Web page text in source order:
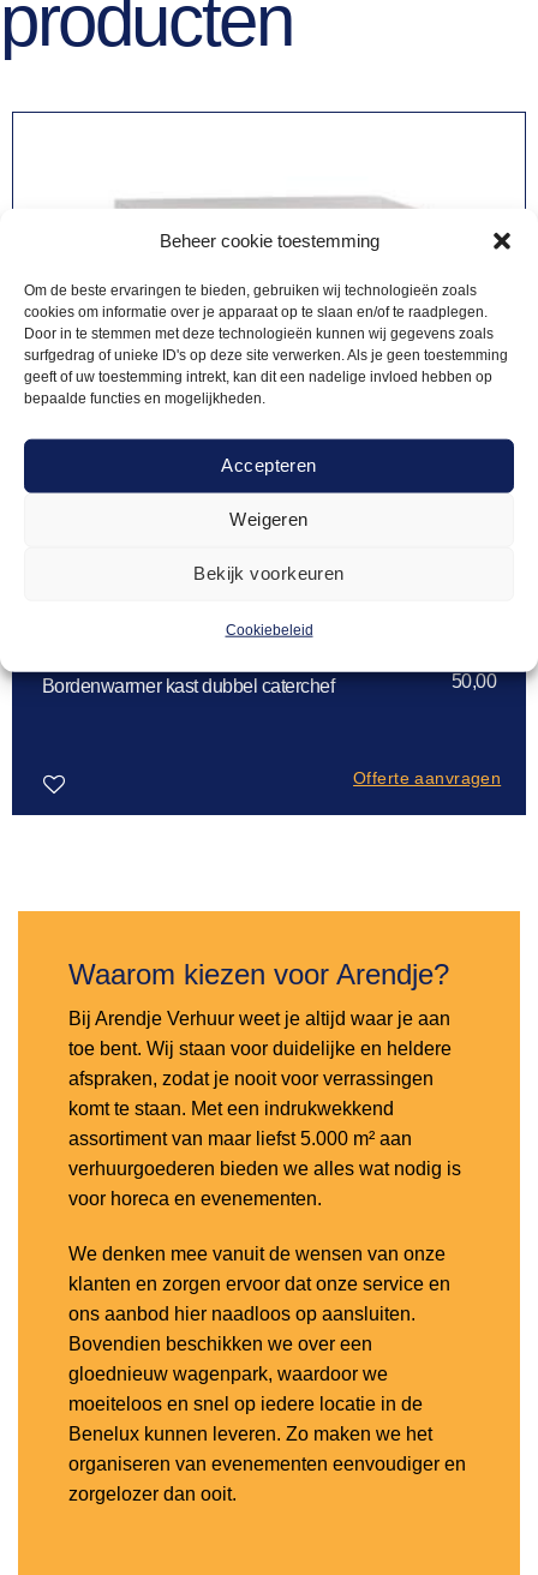
Beheer cookie toestemming
Om de beste ervaringen te bieden, gebruiken wij technologieën zoals
cookies om informatie over je apparaat op te slaan en/of te raadplegen.
Door in te stemmen met deze technologieën kunnen wij gegevens zoals
surfgedrag of unieke ID's op deze site verwerken. Als je geen toestemming
geeft of uw toestemming intrekt, kan dit een nadelige invloed hebben op
bepaalde functies en mogelijkheden.
Accepteren
Weigeren
Bekijk voorkeuren
Cookiebeleid
producten
Bordenwarmer kast dubbel caterchef 50,00
Offerte aanvragen
Waarom kiezen voor Arendje?
Bij Arendje Verhuur weet je altijd waar je aan
toe bent. Wij staan voor duidelijke en heldere
afspraken, zodat je nooit voor verrassingen
komt te staan. Met een indrukwekkend
assortiment van maar liefst 5.000 m² aan
verhuurgoederen bieden we alles wat nodig is
voor horeca en evenementen.
We denken mee vanuit de wensen van onze
klanten en zorgen ervoor dat onze service en
ons aanbod hier naadloos op aansluiten.
Bovendien beschikken we over een
gloednieuw wagenpark, waardoor we
moeiteloos en snel op iedere locatie in de
Benelux kunnen leveren. Zo maken we het
organiseren van evenementen eenvoudiger en
zorgelozer dan ooit.